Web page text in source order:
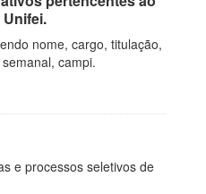
nome, cargo, titulação,
campi.
e processos seletivos de